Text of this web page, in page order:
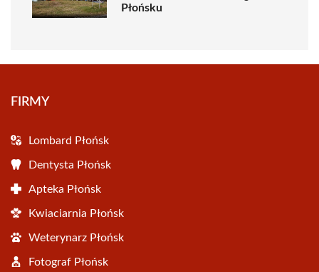
Płońsku
FIRMY
Lombard Płońsk
Dentysta Płońsk
Apteka Płońsk
Kwiaciarnia Płońsk
Weterynarz Płońsk
Fotograf Płońsk